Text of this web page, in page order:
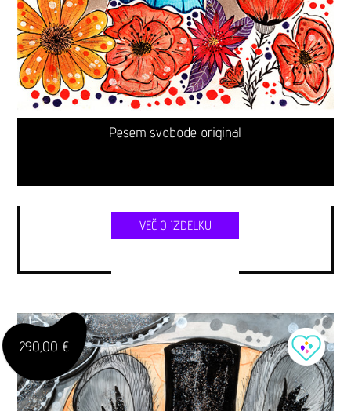
Pesem svobode original
VEČ O IZDELKU
290,00 €